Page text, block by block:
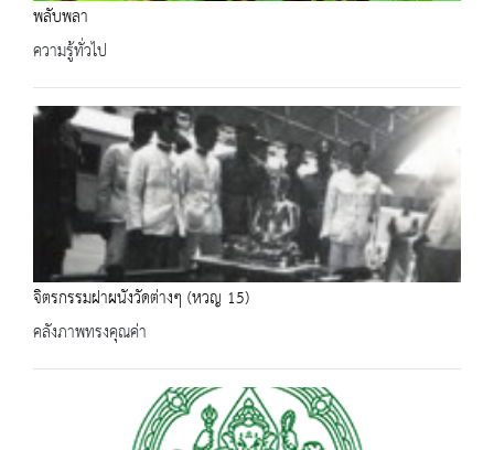
พลับพลา
ความรู้ทั่วไป
จิตรกรรมฝาผนังวัดต่างๆ (หวญ 15)
คลังภาพทรงคุณค่า